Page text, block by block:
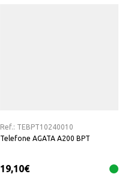
Ref.: TEBPT10240010
Telefone AGATA A200 BPT
19,10€